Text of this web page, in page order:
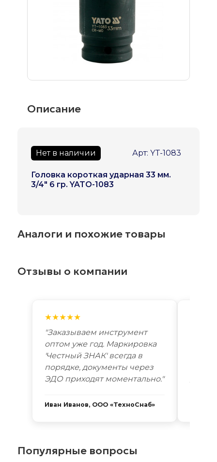
Описание
Арт: YT-1083
Нет в наличии
Головка короткая ударная 33 мм.
3/4" 6 гр. YATO-1083
Аналоги и похожие товары
Отзывы о компании
★★★★★
"Заказываем инструмент
оптом уже год. Маркировка
'Честный ЗНАК' всегда в
порядке, документы через
ЭДО приходят моментально."
Иван Иванов, ООО «ТехноСнаб»
Популярные вопросы